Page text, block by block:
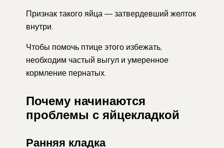
Признак такого яйца — затвердевший желток
внутри.
Чтобы помочь птице этого избежать,
необходим частый выгул и умеренное
кормление пернатых.
Почему начинаются
проблемы с яйцекладкой
Ранняя кладка